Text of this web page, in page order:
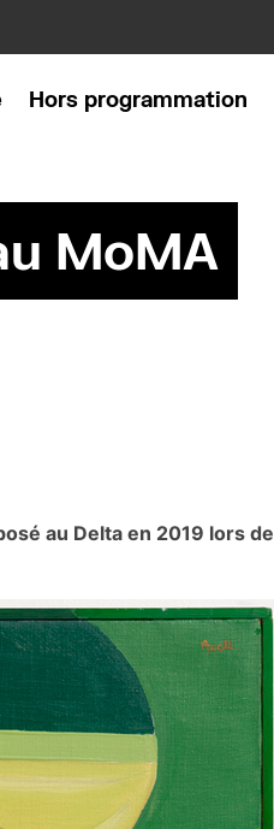
Hors programmation
MoMA
au Delta en 2019 lors de